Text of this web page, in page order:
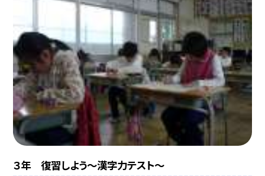
３年 復習しよう〜漢字力テスト〜